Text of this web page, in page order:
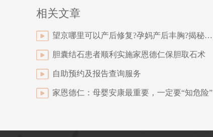
相关文章
望京哪里可以产后修复?孕妈产后丰胸?揭秘断奶后丰胸秘籍
胆囊结石患者顺利实施家恩德仁保胆取石术
自助预约及报告查询服务
家恩德仁：母婴安康最重要，一定要“知危险”